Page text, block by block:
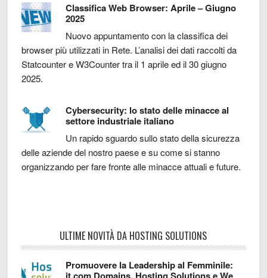
Classifica Web Browser: Aprile – Giugno
2025
Nuovo appuntamento con la classifica dei
browser più utilizzati in Rete. L’analisi dei dati raccolti da
Statcounter e W3Counter tra il 1 aprile ed il 30 giugno
2025.
Cybersecurity: lo stato delle minacce al
settore industriale italiano
Un rapido sguardo sullo stato della sicurezza
delle aziende del nostro paese e su come si stanno
organizzando per fare fronte alle minacce attuali e future.
ULTIME NOVITÀ DA HOSTING SOLUTIONS
Promuovere la Leadership al Femminile: